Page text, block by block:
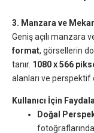
3. Manzara ve
Geniş açılı manzara
format, görsellerin
tanır. 1080 x 566
alanları ve perspektif
Kullanıcı İçin
Doğal